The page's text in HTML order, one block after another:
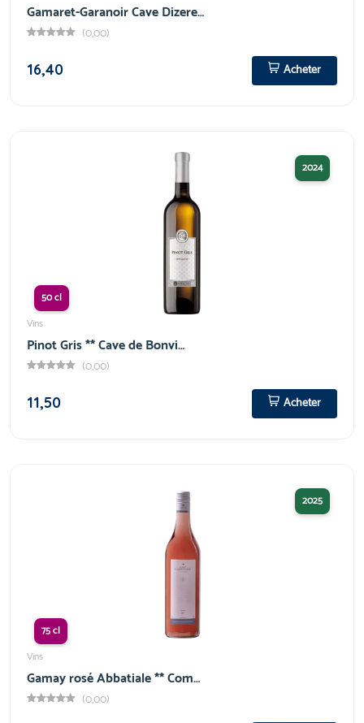
Gamaret-Garanoir Cave Dizere…
(0,00)
16,40
Acheter
2024
50 cl
Vins
Pinot Gris ** Cave de Bonvi…
(0,00)
11,50
Acheter
2025
75 cl
Vins
Gamay rosé Abbatiale ** Com…
(0,00)